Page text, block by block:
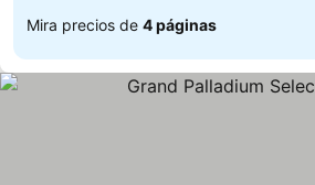
Mira precios de 4 páginas